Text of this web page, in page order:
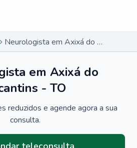
Neurologista em Axixá do Tocantins - TO
em Axixá do
- TO
reduzidos e agende agora a sua
consulta.